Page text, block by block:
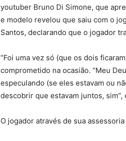
youtuber Bruno Di Simone, que
e modelo revelou que saiu com o
Santos, declarando que o jogador
“Foi uma vez só (que os dois
comprometido na ocasião. “Meu
especulando (se eles estavam ou
descobrir que estavam juntos, sim”,
O jogador através de sua